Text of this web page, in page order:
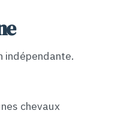
indépendante.
chevaux